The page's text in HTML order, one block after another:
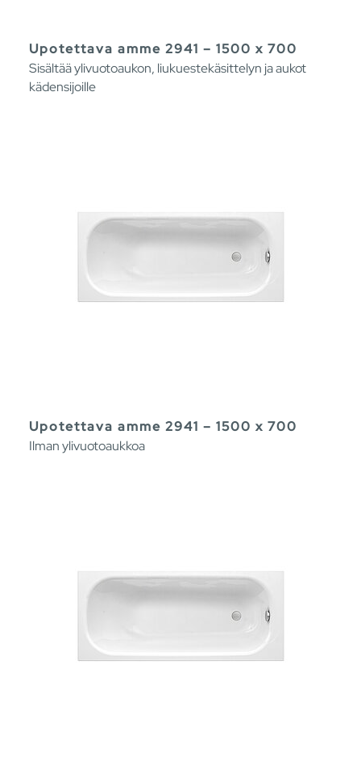
Upotettava amme 2941 – 1500 x 700
Sisältää ylivuotoaukon, liukuestekäsittelyn ja aukot
kädensijoille
Upotettava amme 2941 – 1500 x 700
Ilman ylivuotoaukkoa